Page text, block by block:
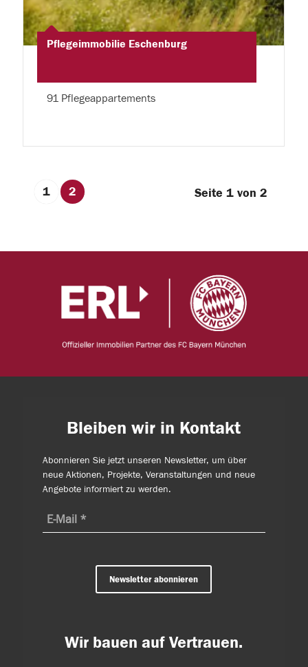
Pflegeimmobilie Eschenburg
91 Pflegeappartements
Seite 1 von 2
1 2
Bleiben wir in Kontakt
Abonnieren Sie jetzt unseren Newsletter, um über
neue Aktionen, Projekte, Veranstaltungen und neue
Angebote informiert zu werden.
Newsletter abonnieren
Wir bauen auf Vertrauen.